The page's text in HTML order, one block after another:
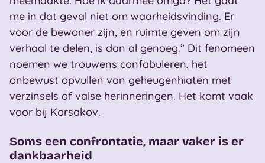
me in dat geval niet om waarheidsvinding. Er
voor de bewoner zijn, en ruimte geven om zijn
verhaal te delen, is dan al genoeg.” Dit fenomeen
noemen we trouwens confabuleren, het
onbewust opvullen van geheugenhiaten met
verzinsels of valse herinneringen. Het komt vaak
voor bij Korsakov.
Soms een confrontatie, maar vaker is er
dankbaarheid